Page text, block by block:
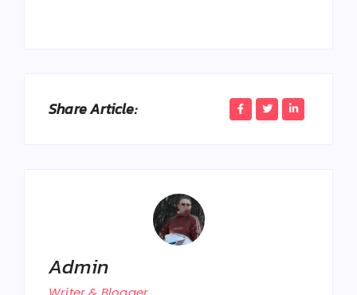
Share Article:
Admin